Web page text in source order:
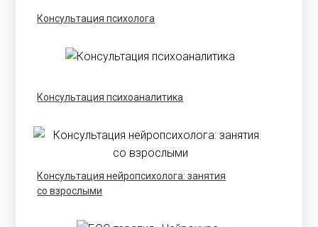
Консультация психолога
Консультация психоаналитика
Консультация нейропсихолога: занятия
со взрослыми